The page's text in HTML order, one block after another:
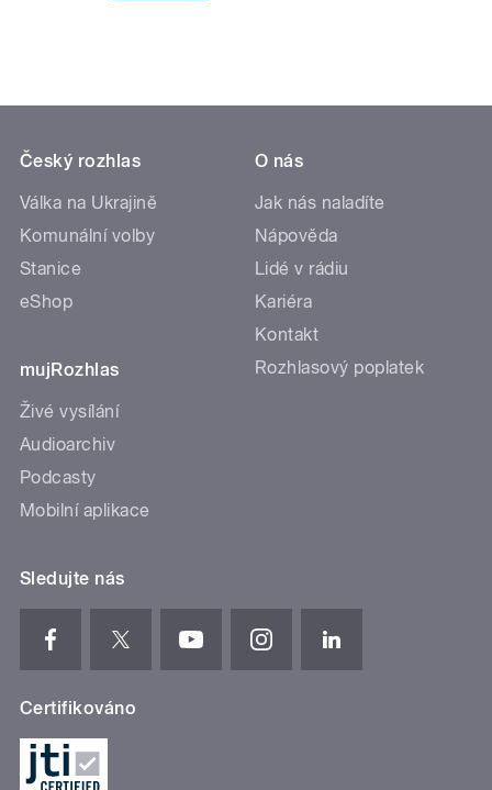
Český rozhlas
Válka na Ukrajině
Komunální volby
Stanice
eShop
mujRozhlas
Živé vysílání
Audioarchiv
Podcasty
Mobilní aplikace
O nás
Jak nás naladíte
Nápověda
Lidé v rádiu
Kariéra
Kontakt
Rozhlasový poplatek
Sledujte nás
Certifikováno